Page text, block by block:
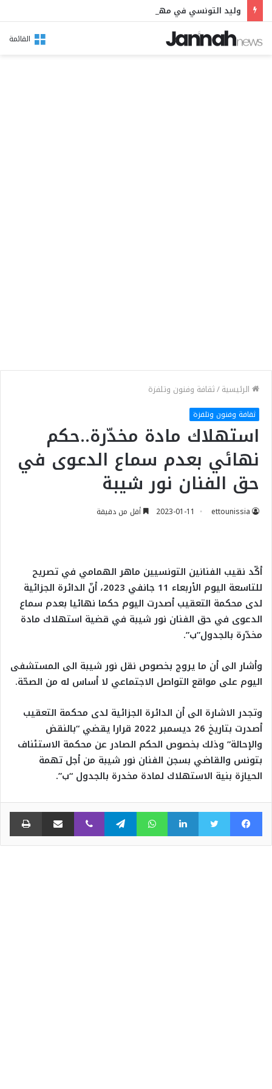
القائمة
الرئيسية/ثقافة وفنون وتلفزة
ثقافة وفنون وتلفزة
استهلاك مادة مخدّرة..حكم
نهائي بعدم سماع الدعوى في
حق الفنان نور شيبة
ettounissia
2023-01-11 أقل من دقيقة
أكّد نقيب الفنانين التونسيين ماهر الهمامي في تصريح
للتاسعة اليوم الأربعاء 11 جانفي 2023، أنّ الدائرة الجزائية
لدى محكمة التعقيب أصدرت اليوم حكما نهائيا بعدم سماع
الدعوى في حق الفنان نور شيبة في قضية استهلاك مادة
مخدّرة بالجدول”ب”.
وأشار الى أن ما يروج بخصوص نقل نور شيبة الى المستشفى
اليوم على مواقع التواصل الاجتماعي لا أساس له من الصحّة.
وتجدر الاشارة الى أن الدائرة الجزائية لدى محكمة التعقيب
أصدرت بتاريخ 26 ديسمبر 2022 قرارا يقضي “بالنقض
والإحالة” وذلك بخصوص الحكم الصادر عن محكمة الاستئناف
بتونس والقاضي بسجن الفنان نور شيبة من أجل تهمة
الحيازة بنية الاستهلاك لمادة مخدرة بالجدول “ب”.
فيسبوكتويتر لينكدإنواتساب تيلقرام ڤايبر مشاركة عبر البريد